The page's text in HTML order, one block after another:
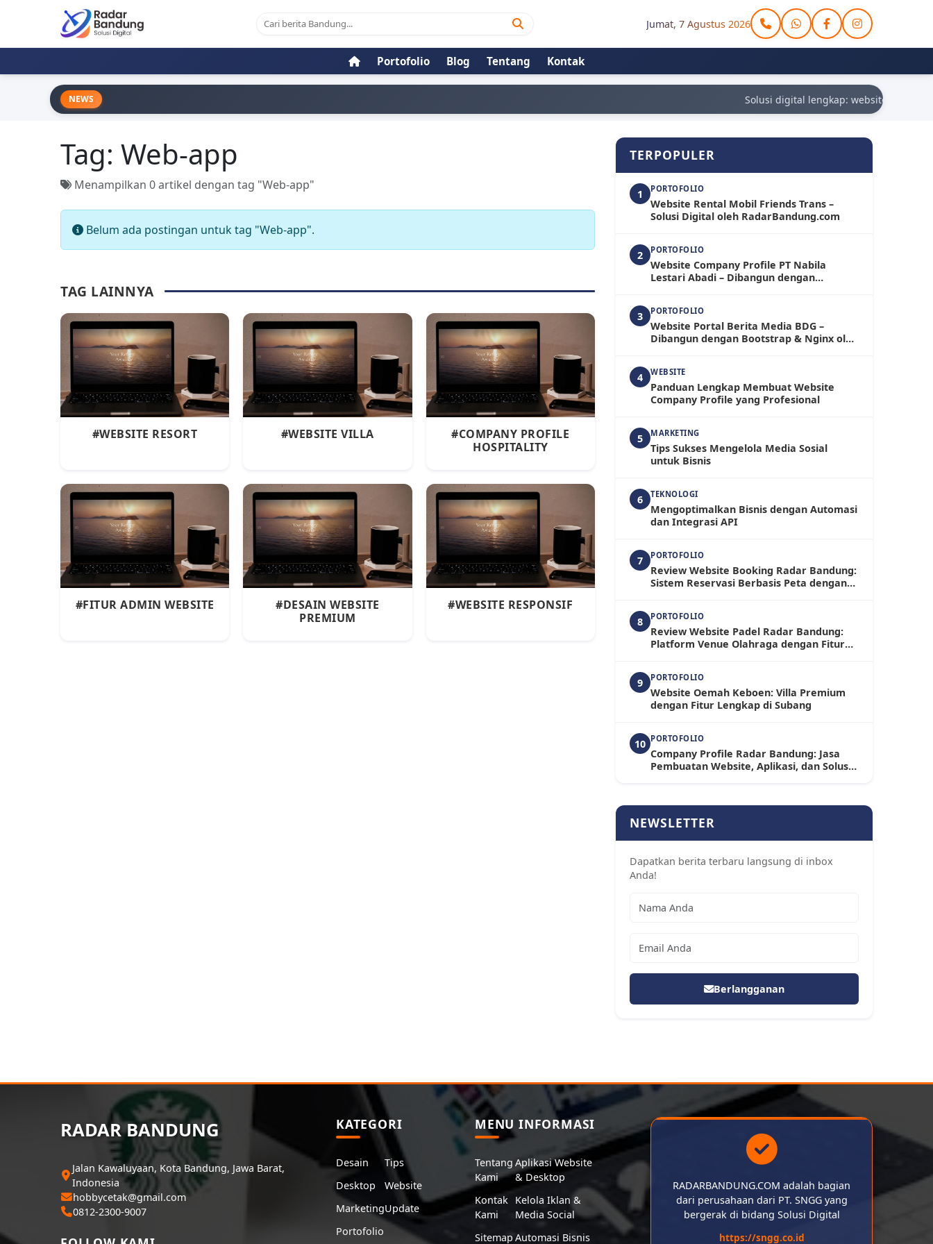
Jumat, 7 Agustus 2026
Portofolio Blog Tentang Kontak
NEWS Solusi digital lengkap: website, aplikasi
Tag: Web-app
Menampilkan 0 artikel dengan tag "Web-app"
Belum ada postingan untuk tag "Web-app".
TAG LAINNYA
#WEBSITE RESORT #WEBSITE VILLA
#COMPANY PROFILE
HOSPITALITY
#FITUR ADMIN WEBSITE
#DESAIN WEBSITE
PREMIUM
#WEBSITE RESPONSIF
TERPOPULER
1 PORTOFOLIO
Website Rental Mobil Friends Trans –
Solusi Digital oleh RadarBandung.com
2 PORTOFOLIO
Website Company Profile PT Nabila
Lestari Abadi – Dibangun dengan
3
PORTOFOLIO
Website Portal Berita Media BDG –
Dibangun dengan Bootstrap & Nginx oleh
4
WEBSITE
Panduan Lengkap Membuat Website
Company Profile yang Profesional
5 MARKETING
Tips Sukses Mengelola Media Sosial
untuk Bisnis
6 TEKNOLOGI
Mengoptimalkan Bisnis dengan Automasi
dan Integrasi API
7 PORTOFOLIO
Review Website Booking Radar Bandung:
Sistem Reservasi Berbasis Peta dengan
8
PORTOFOLIO
Review Website Padel Radar Bandung:
Platform Venue Olahraga dengan Fitur
9
PORTOFOLIO
Website Oemah Keboen: Villa Premium
dengan Fitur Lengkap di Subang
10 PORTOFOLIO
Company Profile Radar Bandung: Jasa
Pembuatan Website, Aplikasi, dan Solusi
NEWSLETTER
Dapatkan berita terbaru langsung di inbox
Anda!
Berlangganan
RADAR BANDUNG
Jalan Kawaluyaan, Kota Bandung, Jawa Barat,
Indonesia
hobbycetak@gmail.com
0812-2300-9007
KATEGORI
Desain
Desktop
Marketing
Portofolio
Tips
Website
Update
MENU INFORMASI
Tentang
Kami
Kontak
Kami
Sitemap
Aplikasi Website
& Desktop
Kelola Iklan &
Media Social
Automasi Bisnis
RADARBANDUNG.COM adalah bagian
dari perusahaan dari PT. SNGG yang
bergerak di bidang Solusi Digital
https://sngg.co.id